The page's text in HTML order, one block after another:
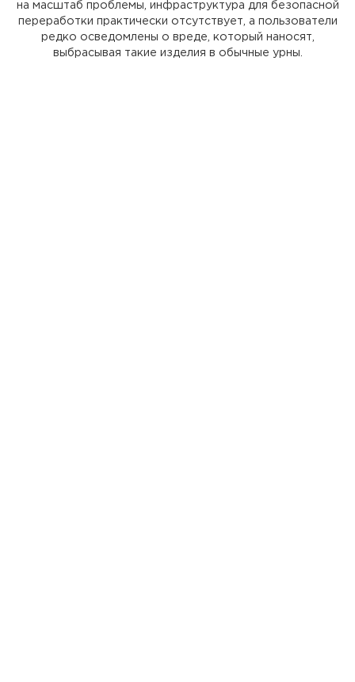
на масштаб проблемы, инфраструктура для безопасной
переработки практически отсутствует, а пользователи
редко осведомлены о вреде, который наносят,
выбрасывая такие изделия в обычные урны.